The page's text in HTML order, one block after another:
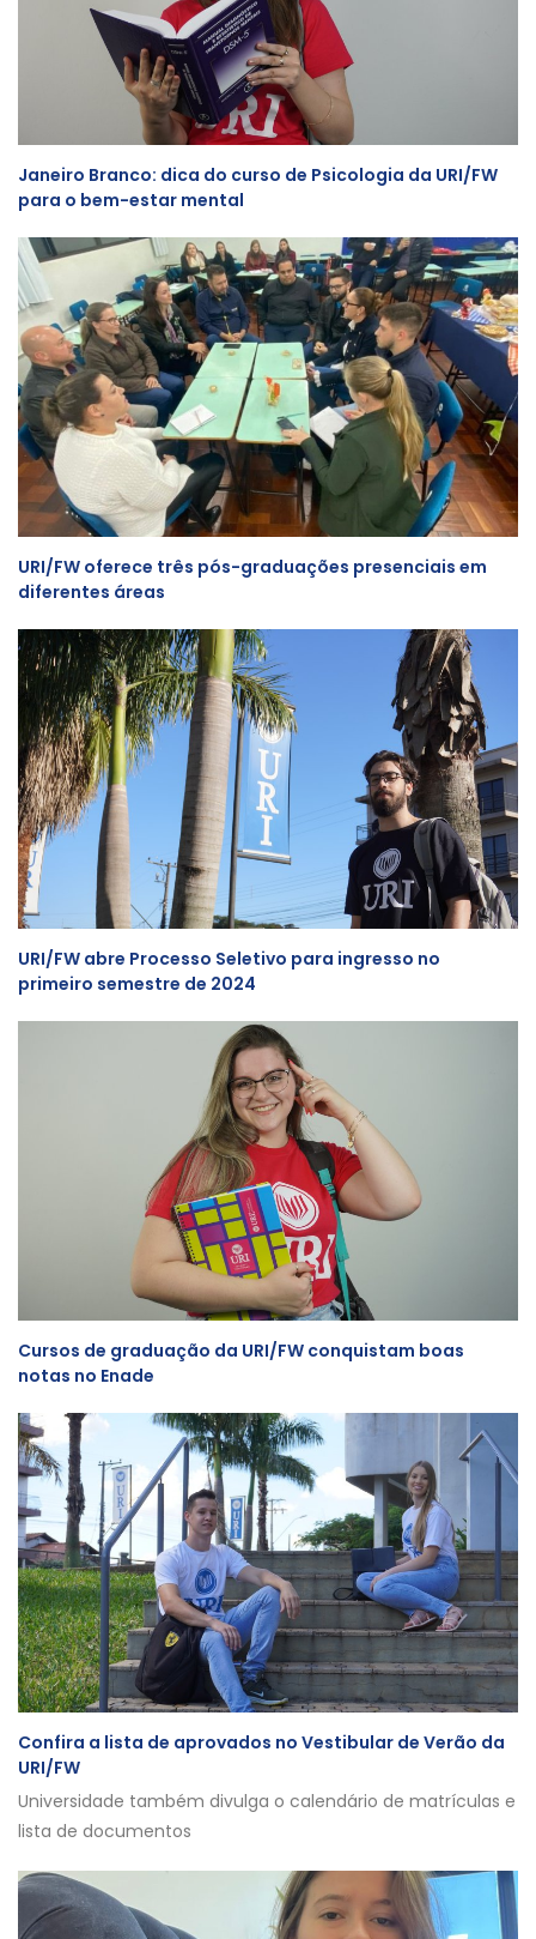
Janeiro Branco: dica do curso de Psicologia da URI/FW
para o bem-estar mental
URI/FW oferece três pós-graduações presenciais em
diferentes áreas
URI/FW abre Processo Seletivo para ingresso no
primeiro semestre de 2024
Cursos de graduação da URI/FW conquistam boas
notas no Enade
Confira a lista de aprovados no Vestibular de Verão da
URI/FW
Universidade também divulga o calendário de matrículas e
lista de documentos